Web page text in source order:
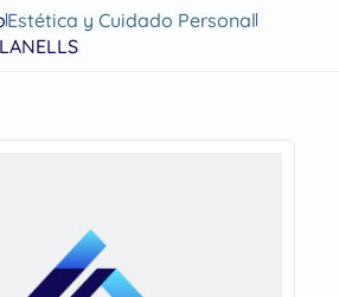
Estética y Cuidado Personal